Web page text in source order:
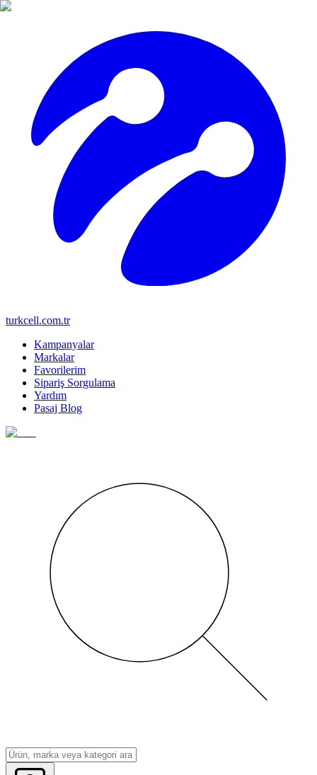
turkcell.com.tr
Kampanyalar
Markalar
Favorilerim
Sipariş Sorgulama
Yardım
Pasaj Blog